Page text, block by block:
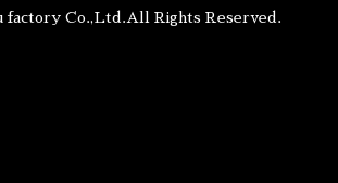
Co.,Ltd.All Rights Reserved.